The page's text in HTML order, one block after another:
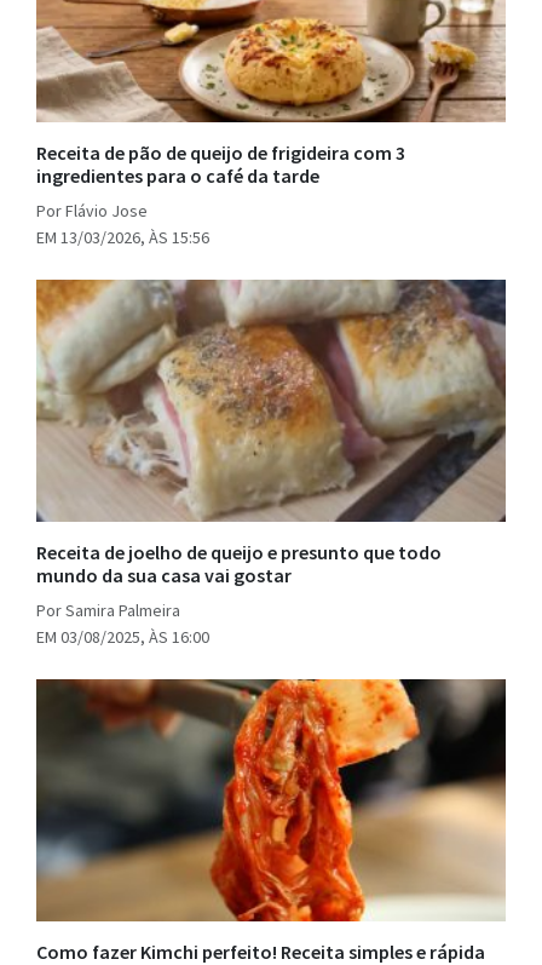
Receita de pão de queijo de frigideira com 3
ingredientes para o café da tarde
Por Flávio Jose
EM 13/03/2026, ÀS 15:56
Receita de joelho de queijo e presunto que todo
mundo da sua casa vai gostar
Por Samira Palmeira
EM 03/08/2025, ÀS 16:00
Como fazer Kimchi perfeito! Receita simples e rápida